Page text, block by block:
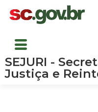
SEJURI -
Justiça e